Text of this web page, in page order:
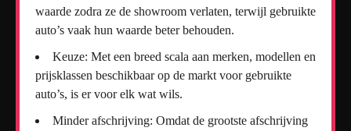
waarde zodra ze de showroom verlaten, terwijl gebruikte
auto’s vaak hun waarde beter behouden.
Keuze: Met een breed scala aan merken, modellen en
prijsklassen beschikbaar op de markt voor gebruikte
auto’s, is er voor elk wat wils.
Minder afschrijving: Omdat de grootste afschrijving